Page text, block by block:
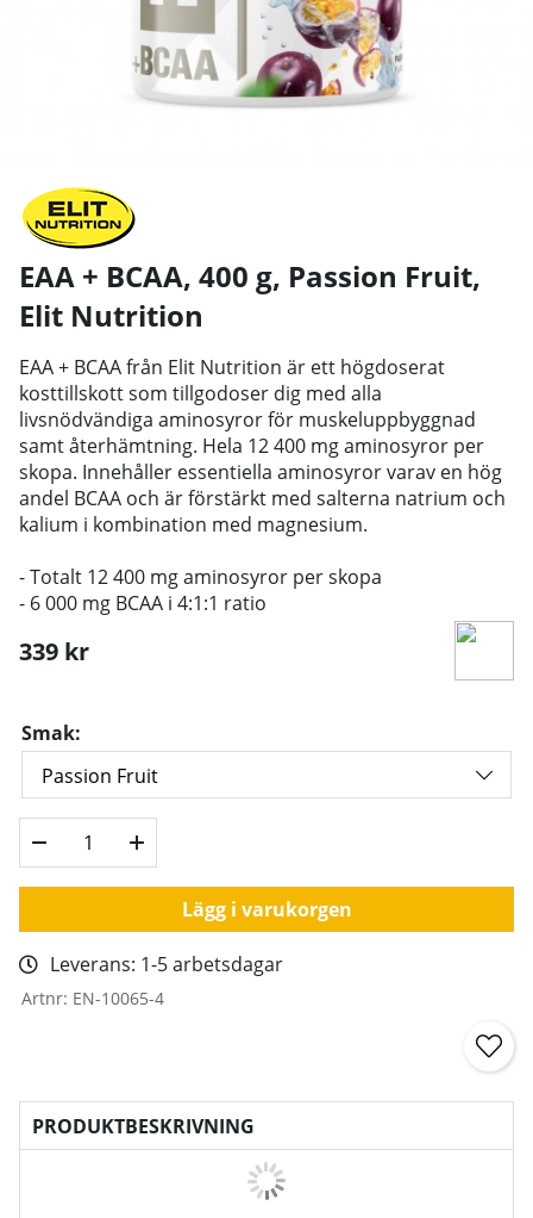
EAA + BCAA, 400 g, Passion Fruit,
Elit Nutrition
EAA + BCAA från Elit Nutrition är ett högdoserat
kosttillskott som tillgodoser dig med alla
livsnödvändiga aminosyror för muskeluppbyggnad
samt återhämtning. Hela 12 400 mg aminosyror per
skopa. Innehåller essentiella aminosyror varav en hög
andel BCAA och är förstärkt med salterna natrium och
kalium i kombination med magnesium.
- Totalt 12 400 mg aminosyror per skopa
- 6 000 mg BCAA i 4:1:1 ratio
339 kr
Smak:
Lägg i varukorgen
Leverans: 1-5 arbetsdagar
Artnr: EN-10065-4
PRODUKTBESKRIVNING